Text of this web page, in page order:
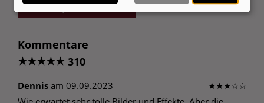
Trailer 2 | Trailer-FSK: 6
Kommentare
★★★★★ 310
Dennis am 09.09.2023 ★★★☆☆